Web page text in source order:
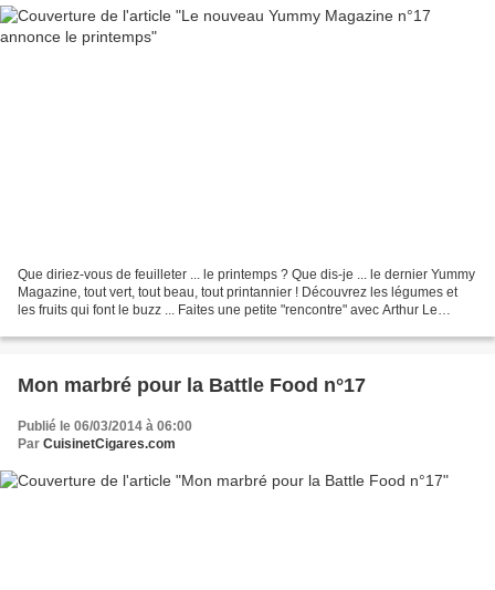
Que diriez-vous de feuilleter ... le printemps ? Que dis-je ... le dernier Yummy
Magazine, tout vert, tout beau, tout printannier ! Découvrez les légumes et
les fruits qui font le buzz ... Faites une petite "rencontre" avec Arthur Le
Mon marbré pour la Battle Food n°17
Publié le 06/03/2014 à 06:00
Par CuisinetCigares.com